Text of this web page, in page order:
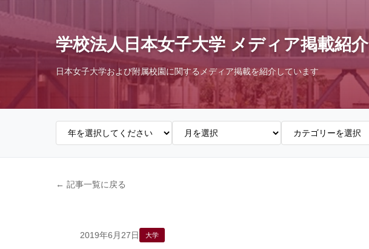
学校法人日本女子大学 メディア掲載紹介
日本女子大学および附属校園に関するメディア掲載を紹介しています
← 記事一覧に戻る
2019年6月27日 大学